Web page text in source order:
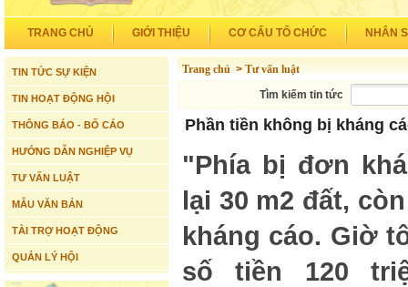
TRANG CHỦ GIỚI THIỆU CƠ CẤU TỔ CHỨC NHÂN
TIN TỨC SỰ KIỆN
TIN HOẠT ĐỘNG HỘI
THÔNG BÁO - BỐ CÁO
HƯỚNG DẪN NGHIỆP VỤ
TƯ VẤN LUẬT
MẪU VĂN BẢN
TÀI TRỢ HOẠT ĐỘNG
QUẢN LÝ HỘI
Trang chủ > Tư vấn luật
Tìm kiếm tin tức
Phần tiền không bị kháng
"Phía bị đơn
lại 30 m2 đất,
kháng cáo. Giờ
số tiền 120